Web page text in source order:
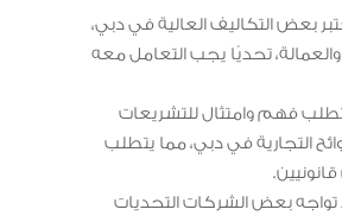
بعض التكاليف العالية في دبي،
والعمالة، تحديًا يجب التعامل معه
فهم وامتثال للتشريعات
التجارية في دبي، مما يتطلب
بعض الشركات التحديات